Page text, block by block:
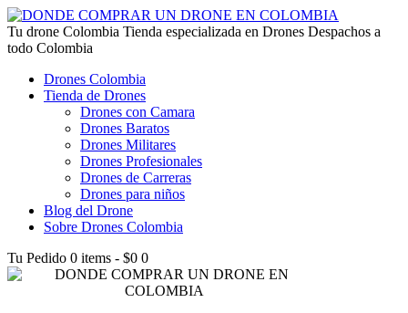
Tu drone Colombia Tienda especializada en Drones Despachos a
todo Colombia
Drones Colombia
Tienda de Drones
Drones con Camara
Drones Baratos
Drones Militares
Drones Profesionales
Drones de Carreras
Drones para niños
Blog del Drone
Sobre Drones Colombia
Tu Pedido 0 items - $0 0